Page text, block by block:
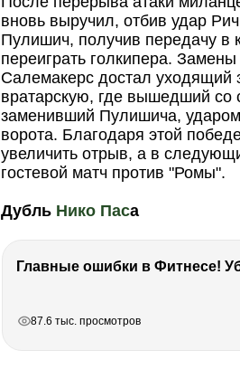
вновь выручил, отбив удар
Пулишич, получив передачу в
переиграть голкипера.
Салемакерс достал уходящий
вратарскую, где вышедший со
заменивший Пулишича,
ворота. Благодаря этой
увеличить отрыв, а в
гостевой матч против "Ромы".
Дубль Нико Паса
87.6 тыс. просмотров